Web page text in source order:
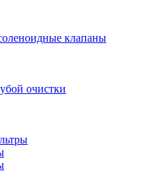
клапаны
очистки